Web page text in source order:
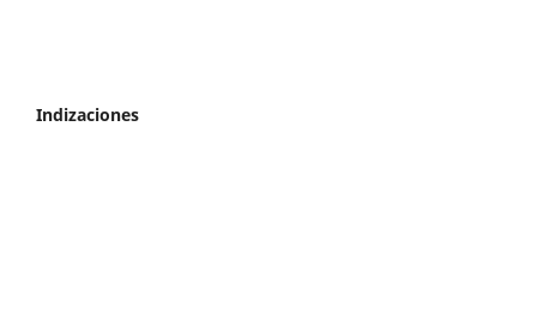
Indizaciones